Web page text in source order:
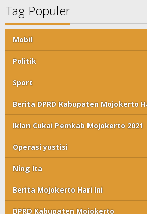
Tag Populer
Mobil
Politik
Sport
Berita DPRD Kabupaten Mojokerto
Iklan Cukai Pemkab Mojokerto 2021
Operasi yustisi
Ning Ita
Berita Mojokerto Hari Ini
DPRD Kabupaten Mojokerto